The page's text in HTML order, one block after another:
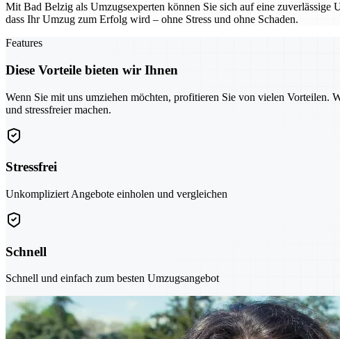
Mit Bad Belzig als Umzugsexperten können Sie sich auf eine zuverlässige
dass Ihr Umzug zum Erfolg wird – ohne Stress und ohne Schaden.
Features
Diese Vorteile bieten wir Ihnen
Wenn Sie mit uns umziehen möchten, profitieren Sie von vielen Vorteilen.
und stressfreier machen.
Stressfrei
Unkompliziert Angebote einholen und vergleichen
Schnell
Schnell und einfach zum besten Umzugsangebot